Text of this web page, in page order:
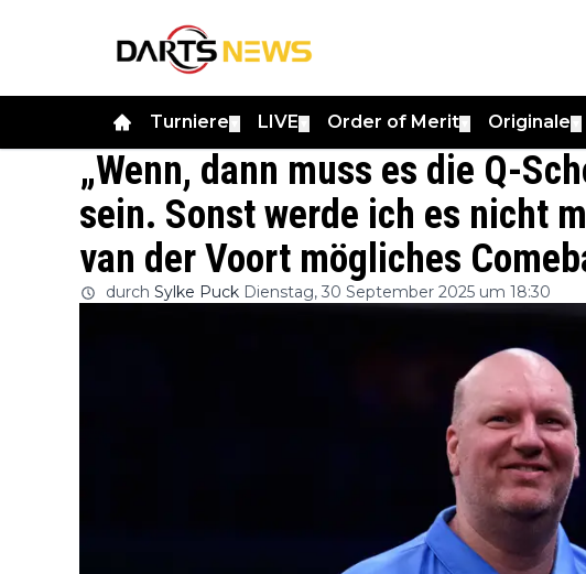
Turniere LIVE Order of Merit Originale
„Wenn, dann muss es die Q-
sein. Sonst werde ich es nicht
van der Voort mögliches
durch Sylke Puck Dienstag, 30 September 2025 um 18:30